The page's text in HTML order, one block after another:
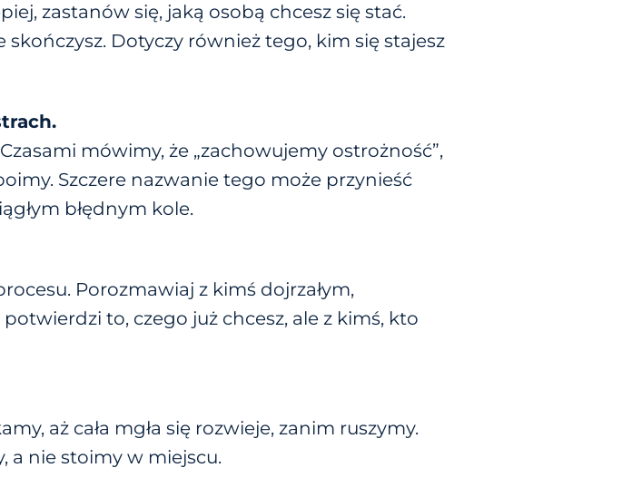
zastanów się, jaką osobą chcesz się stać.
Dotyczy również tego, kim się stajesz
mówimy, że „zachowujemy ostrożność”,
Szczere nazwanie tego może przynieść
błędnym kole.
Porozmawiaj z kimś dojrzałym,
to, czego już chcesz, ale z kimś, kto
aż cała mgła się rozwieje, zanim ruszymy.
a nie stoimy w miejscu.